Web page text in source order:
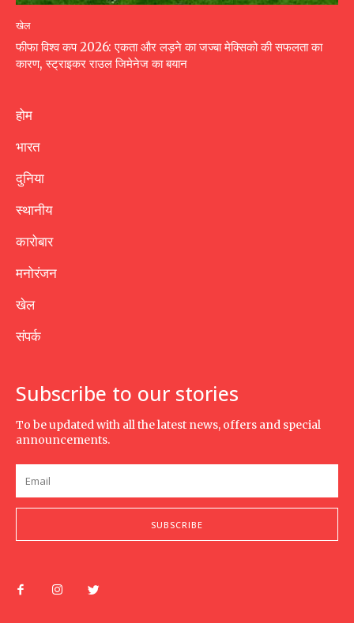
खेल
फीफा विश्व कप 2026: एकता और लड़ने का जज्बा मेक्सिको की सफलता का
कारण, स्ट्राइकर राउल जिमेनेज का बयान
होम
भारत
दुनिया
स्थानीय
कारोबार
मनोरंजन
खेल
संपर्क
Subscribe to our stories
To be updated with all the latest news, offers and special
announcements.
SUBSCRIBE